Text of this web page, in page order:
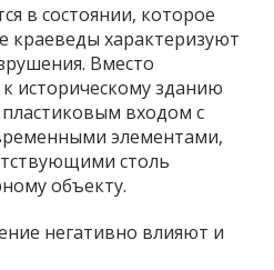
в состоянии, которое
краеведы характеризуют
Вместо
историческому зданию
пластиковым входом с
элементами,
столь
объекту.
негативно влияют и